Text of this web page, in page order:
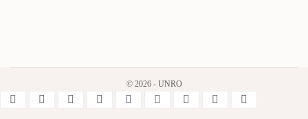
© 2026 - UNRO